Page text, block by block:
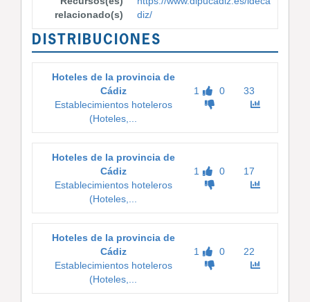
relacionado(s)
diz/
DISTRIBUCIONES
Hoteles de la provincia de
Cádiz
Establecimientos hoteleros
(Hoteles,...
1 0 33
Hoteles de la provincia de
Cádiz
Establecimientos hoteleros
(Hoteles,...
1 0 17
Hoteles de la provincia de
Cádiz
Establecimientos hoteleros
(Hoteles,...
1 0 22